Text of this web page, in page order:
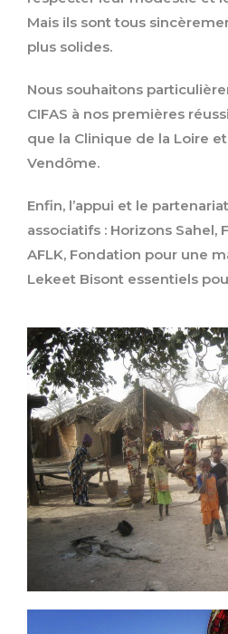
Mais ils sont tous
plus solides.
Nous souhaitons
CIFAS à nos premières
que la Clinique de la Loire
Vendôme.
Enfin, l’appui et le
associatifs : Horizons Sahel,
AFLK, Fondation pour une
Lekeet Bisont essentiels